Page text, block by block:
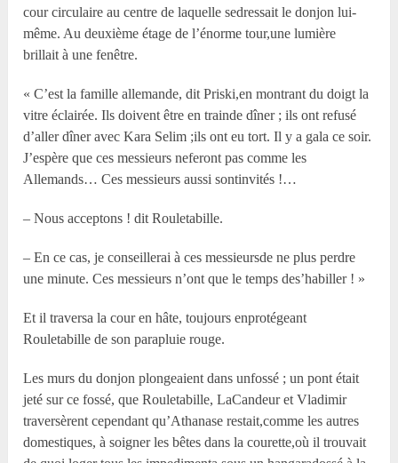
cour circulaire au centre de laquelle sedressait le donjon lui-
même. Au deuxième étage de l’énorme tour,une lumière
brillait à une fenêtre.
« C’est la famille allemande, dit Priski,en montrant du doigt la
vitre éclairée. Ils doivent être en trainde dîner ; ils ont refusé
d’aller dîner avec Kara Selim ;ils ont eu tort. Il y a gala ce soir.
J’espère que ces messieurs neferont pas comme les
Allemands… Ces messieurs aussi sontinvités !…
– Nous acceptons ! dit Rouletabille.
– En ce cas, je conseillerai à ces messieursde ne plus perdre
une minute. Ces messieurs n’ont que le temps des’habiller ! »
Et il traversa la cour en hâte, toujours enprotégeant
Rouletabille de son parapluie rouge.
Les murs du donjon plongeaient dans unfossé ; un pont était
jeté sur ce fossé, que Rouletabille, LaCandeur et Vladimir
traversèrent cependant qu’Athanase restait,comme les autres
domestiques, à soigner les bêtes dans la courette,où il trouvait